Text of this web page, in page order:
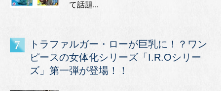
て話題...
トラファルガー・ローが巨乳に！？ワン
ピースの女体化シリーズ「I.R.Oシリー
ズ」第一弾が登場！！